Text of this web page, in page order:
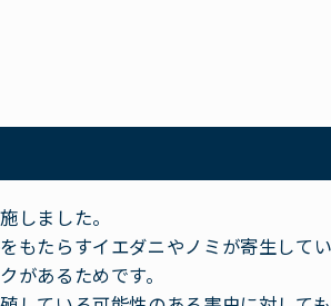
しました。
もたらすイエダニやノミが寄生し
があるためです。